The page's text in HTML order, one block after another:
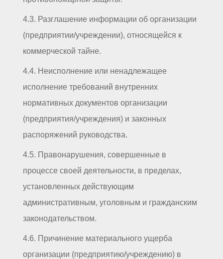
4.3. Разглашение информации об организации
(предприятии/учреждении), относящейся к
коммерческой тайне.
4.4. Неисполнение или ненадлежащее
исполнение требований внутренних
нормативных документов организации
(предприятия/учреждения) и законных
распоряжений руководства.
4.5. Правонарушения, совершенные в
процессе своей деятельности, в пределах,
установленных действующим
административным, уголовным и гражданским
законодательством.
4.6. Причинение материального ущерба
организации (предприятию/учреждению) в